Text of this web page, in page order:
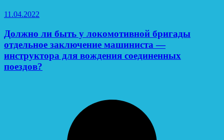
11.04.2022
Должно ли быть у локомотивной бригады
отдельное заключение машиниста —
инструктора для вождения соединенных
поездов?